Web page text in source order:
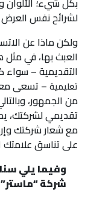
لشرائح نفس
ولكن ماذا عن
العبث بها، في
التقديمية – سواء
تعليمية– تسعى
من الجمهور،
تقديمي لشركتك،
مع شعار شركتك
على تناسق علامتك
وفيما يلي
شركة